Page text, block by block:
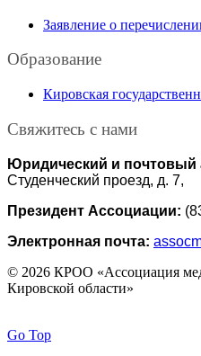
Заявление о
Образование
Кировская
Свяжитесь с нами
Юридический и почтовый
Студенческий проезд, д. 7,
Президент Ассоциации:
Электронная почта:
© 2026 КРОО «Ассоциация
Кировской области»
Go Top